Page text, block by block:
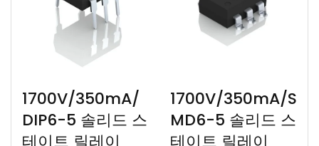
1700V/350mA/
DIP6-5 솔리드 스
테이트 릴레이
1700V/350mA/S
MD6-5 솔리드 스
테이트 릴레이